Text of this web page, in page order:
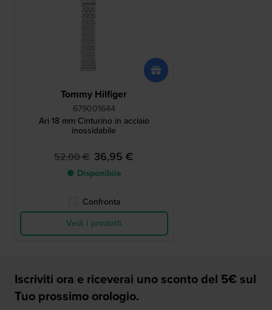
Tommy Hilfiger
679001644
Ari 18 mm Cinturino in acciaio
inossidabile
52,00 € 36,95 €
● Disponibile
Confronta
Vedi i prodotti
Iscriviti ora e riceverai uno sconto del 5€ sul
Tuo prossimo orologio.